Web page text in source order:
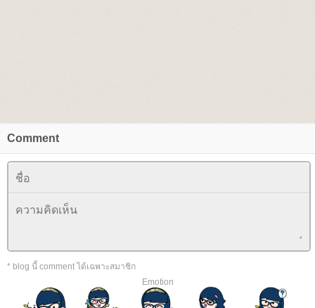
Comment
* blog นี้ comment ได้เฉพาะสมาชิก
Emotion